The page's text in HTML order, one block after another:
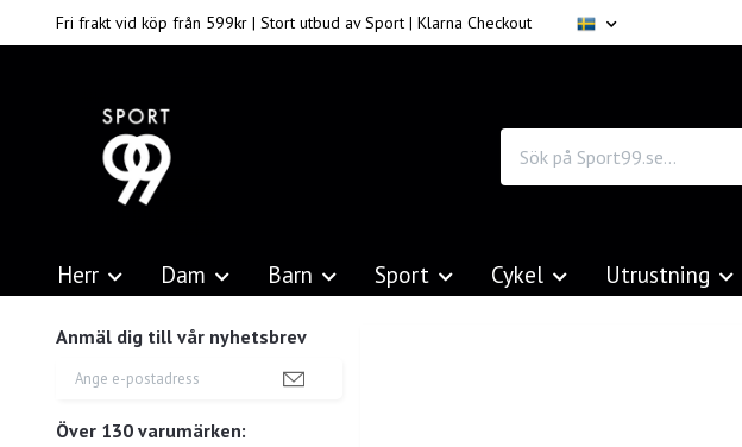
Fri frakt vid köp från 599kr | Stort utbud av Sport | Klarna Checkout
Herr Dam Barn Sport Cykel Utrustning
Anmäl dig till vår nyhetsbrev
Över 130 varumärken: